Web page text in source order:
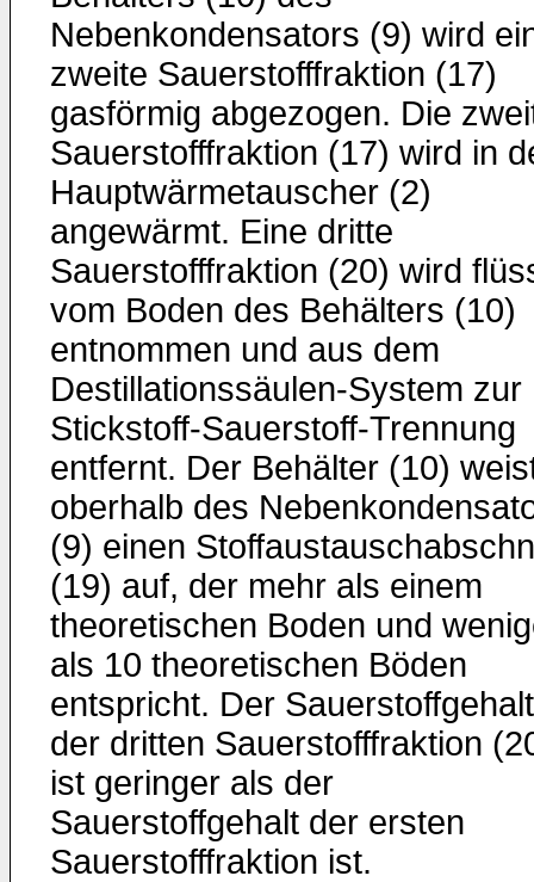
Nebenkondensators (9) wird
zweite Sauerstofffraktion (17)
gasförmig abgezogen. Die
Sauerstofffraktion (17) wird in
Hauptwärmetauscher (2)
angewärmt. Eine dritte
Sauerstofffraktion (20) wird
vom Boden des Behälters (10)
entnommen und aus dem
Destillationssäulen-System zur
Stickstoff-Sauerstoff-Trennung
entfernt. Der Behälter (10)
oberhalb des
(9) einen
(19) auf, der mehr als einem
theoretischen Boden und
als 10 theoretischen Böden
entspricht. Der Sauerstoffgehalt
der dritten Sauerstofffraktion
ist geringer als der
Sauerstoffgehalt der ersten
Sauerstofffraktion ist.